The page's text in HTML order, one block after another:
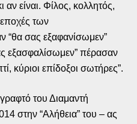
αν είναι. Φίλος, κολλητός,
των
“θα σας εξαφανίσωμεν”
εξασφαλίσωμεν” πέρασαν
κύριοι επίδοξοι σωτήρες”.
του Διαμαντή
στην “Αλήθεια” του – ας